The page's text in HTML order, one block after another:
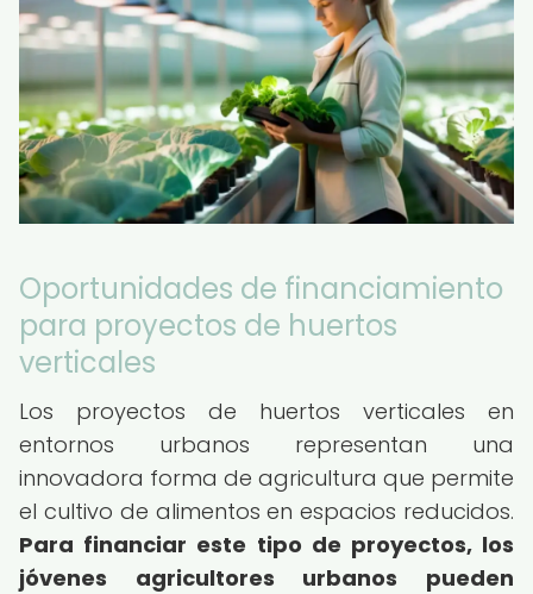
Oportunidades de financiamiento
para proyectos de huertos
verticales
Los proyectos de huertos verticales en
entornos urbanos representan una
innovadora forma de agricultura que permite
el cultivo de alimentos en espacios reducidos.
Para financiar este tipo de proyectos, los
jóvenes agricultores urbanos pueden